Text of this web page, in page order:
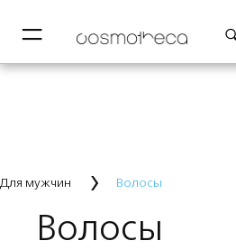
─
─
Для мужчин Волосы
Волосы